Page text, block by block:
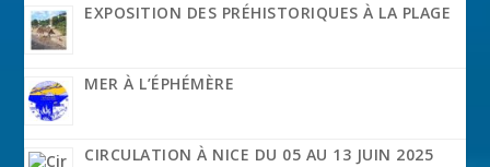
EXPOSITION DES PRÉHISTORIQUES À LA PLAGE
MER À L’ÉPHÉMÈRE
CIRCULATION À NICE DU 05 AU 13 JUIN 2025